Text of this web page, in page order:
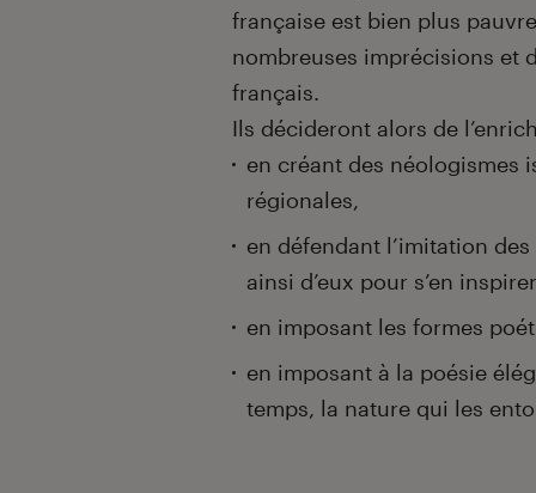
française est bien plus
nombreuses imprécisions et
français.
Ils décideront alors de
en créant des néologismes
régionales,
en défendant l’imitation
ainsi d’eux pour s’en
en imposant les formes
en imposant à la poésie
temps, la nature qui les